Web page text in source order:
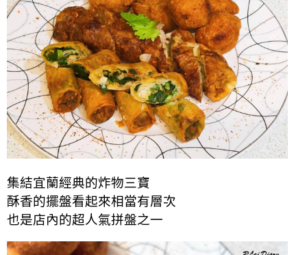
集結宜蘭經典的炸物三寶
酥香的擺盤看起來相當有層次
也是店內的超人氣拼盤之一